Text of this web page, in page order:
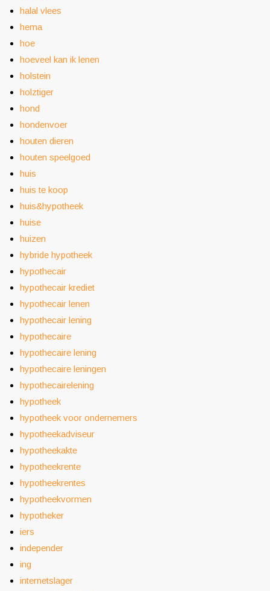
halal vlees
hema
hoe
hoeveel kan ik lenen
holstein
holztiger
hond
hondenvoer
houten dieren
houten speelgoed
huis
huis te koop
huis&hypotheek
huise
huizen
hybride hypotheek
hypothecair
hypothecair krediet
hypothecair lenen
hypothecair lening
hypothecaire
hypothecaire lening
hypothecaire leningen
hypothecairelening
hypotheek
hypotheek voor ondernemers
hypotheekadviseur
hypotheekakte
hypotheekrente
hypotheekrentes
hypotheekvormen
hypotheker
iers
independer
ing
internetslager